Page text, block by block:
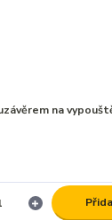
na